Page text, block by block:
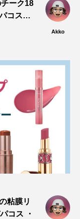
ーク18
コス…
Akko
粘膜リ
コス ・